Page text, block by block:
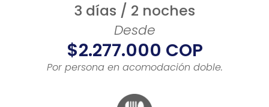
3 días / 2 noches
Desde
$2.277.000 COP
Por persona en acomodación doble.